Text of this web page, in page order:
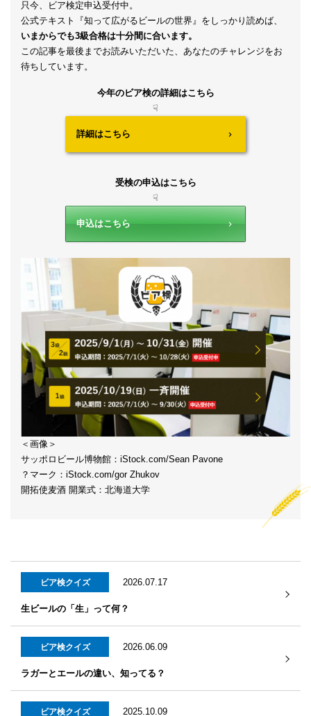
只今、ビア検定申込受付中。
公式テキスト『知って広がるビールの世界』をしっかり読めば、
いまからでも3級合格は十分間に合います。
この記事を最後までお読みいただいた、あなたのチャレンジをお
待ちしています。
今年のビア検の詳細はこちら
☟
詳細はこちら
受検の申込はこちら
☟
申込はこちら
＜画像＞
サッポロビール博物館：iStock.com/Sean Pavone
？マーク：iStock.com/gor Zhukov
開拓使麦酒 開業式：北海道大学
ビア検クイズ 2026.07.17
生ビールの「生」って何？
ビア検クイズ 2026.06.09
ラガーとエールの違い、知ってる？
ビア検クイズ 2025.10.09